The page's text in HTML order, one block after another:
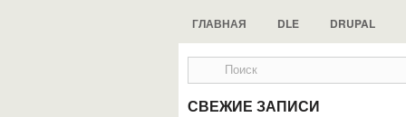
ГЛАВНАЯ DLE DRUPAL
СВЕЖИЕ ЗАПИСИ